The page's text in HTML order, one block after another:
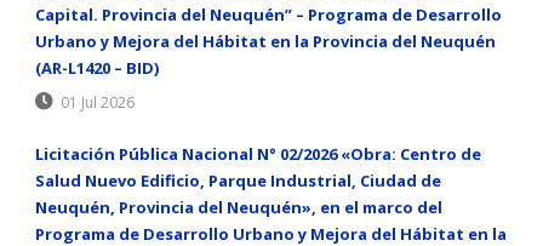
Capital. Provincia del Neuquén” – Programa de Desarrollo
Urbano y Mejora del Hábitat en la Provincia del Neuquén
(AR-L1420 – BID)
01 Jul 2026
Licitación Pública Nacional N° 02/2026 «Obra: Centro de
Salud Nuevo Edificio, Parque Industrial, Ciudad de
Neuquén, Provincia del Neuquén», en el marco del
Programa de Desarrollo Urbano y Mejora del Hábitat en la